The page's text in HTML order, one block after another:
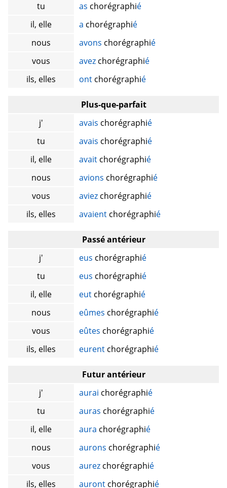
tu
as chorégraphié
il, elle
a chorégraphié
nous
avons chorégraphié
vous
avez chorégraphié
ils, elles
ont chorégraphié
Plus-que-parfait
j'
avais chorégraphié
tu
avais chorégraphié
il, elle
avait chorégraphié
nous
avions chorégraphié
vous
aviez chorégraphié
ils, elles
avaient chorégraphié
Passé antérieur
j'
eus chorégraphié
tu
eus chorégraphié
il, elle
eut chorégraphié
nous
eûmes chorégraphié
vous
eûtes chorégraphié
ils, elles
eurent chorégraphié
Futur antérieur
j'
aurai chorégraphié
tu
auras chorégraphié
il, elle
aura chorégraphié
nous
aurons chorégraphié
vous
aurez chorégraphié
ils, elles
auront chorégraphié